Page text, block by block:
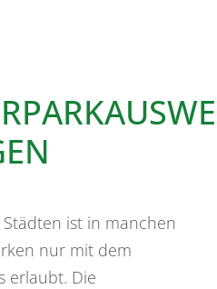
ist in manchen
nur mit dem
erlaubt. Die